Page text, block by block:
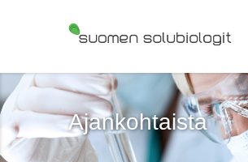
Suomen Solubiologit ry
Ajankohtaista